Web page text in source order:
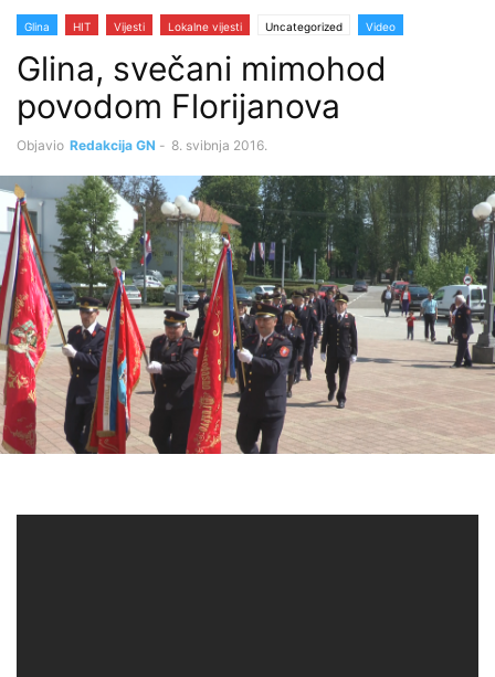
Glina HIT Vijesti Lokalne vijesti Uncategorized Video
Glina, svečani mimohod
povodom Florijanova
Objavio Redakcija GN - 8. svibnja 2016.